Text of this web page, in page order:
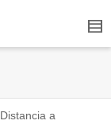
Distancia a